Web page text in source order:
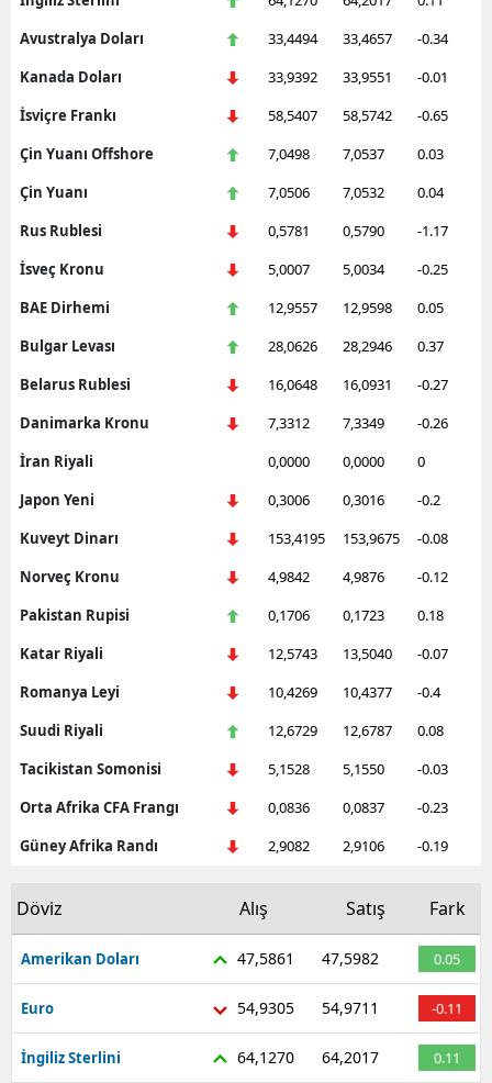
Avustralya Doları
33,4494 33,4657
-0.34
Kanada Doları
33,9392 33,9551
-0.01
İsviçre Frankı
58,5407 58,5742
-0.65
Çin Yuanı Offshore
7,0498 7,0537
0.03
Çin Yuanı
7,0506 7,0532
0.04
Rus Rublesi
0,5781 0,5790
-1.17
İsveç Kronu
5,0007 5,0034
-0.25
BAE Dirhemi
12,9557 12,9598
0.05
Bulgar Levası
28,0626 28,2946
0.37
Belarus Rublesi
16,0648 16,0931
-0.27
Danimarka Kronu
7,3312 7,3349
-0.26
İran Riyali
0,0000 0,0000
0
Japon Yeni
0,3006 0,3016
-0.2
Kuveyt Dinarı
153,4195 153,9675
-0.08
Norveç Kronu
4,9842 4,9876
-0.12
Pakistan Rupisi
0,1706 0,1723
0.18
Katar Riyali
12,5743 13,5040
-0.07
Romanya Leyi
10,4269 10,4377
-0.4
Suudi Riyali
12,6729 12,6787
0.08
Tacikistan Somonisi
5,1528 5,1550
-0.03
Orta Afrika CFA Frangı
0,0836 0,0837
-0.23
Güney Afrika Randı
2,9082 2,9106 -0.19
Döviz Alış Satış Fark
Amerikan Doları 47,5861 47,5982 0.05
Euro 54,9305 54,9711 -0.11
İngiliz Sterlini 64,1270 64,2017 0.11